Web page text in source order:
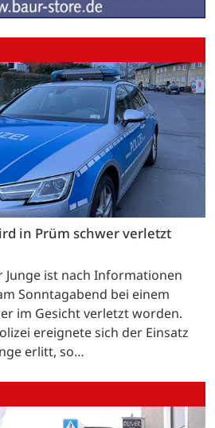
in Prüm schwer verletzt
Junge ist nach Informationen
Sonntagabend bei einem
im Gesicht verletzt worden.
ereignete sich der Einsatz
erlitt, so…